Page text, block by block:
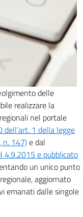
delle
realizzare la
nel portale
dell’art. 1 della legge
n. 147)e dal
4.9.2015 e pubblicato
un unico punto
aggiornato
emanati dalle singole